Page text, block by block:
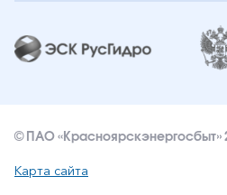
© ПАО «Красноярскэнергосбыт»
Карта сайта